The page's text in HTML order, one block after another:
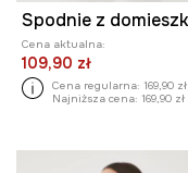
Cena aktualna:
109,90 zł
Cena regularna: 169,90 zł
Najniższa cena: 169,90 zł